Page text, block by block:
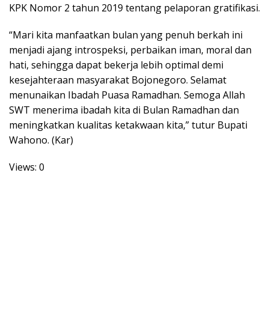
KPK Nomor 2 tahun 2019 tentang pelaporan gratifikasi.
“Mari kita manfaatkan bulan yang penuh berkah ini
menjadi ajang introspeksi, perbaikan iman, moral dan
hati, sehingga dapat bekerja lebih optimal demi
kesejahteraan masyarakat Bojonegoro. Selamat
menunaikan Ibadah Puasa Ramadhan. Semoga Allah
SWT menerima ibadah kita di Bulan Ramadhan dan
meningkatkan kualitas ketakwaan kita,” tutur Bupati
Wahono. (Kar)
Views: 0